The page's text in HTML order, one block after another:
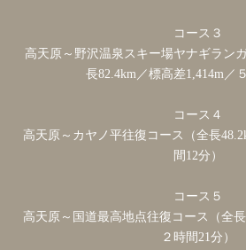
コース３
高天原～野沢温泉スキー場ヤナギラン
長82.4km／標高差1,414m／
コース４
高天原～カヤノ平往復コース（全長
間12分）
コース５
高天原～国道最高地点往復コース（全
２時間21分）